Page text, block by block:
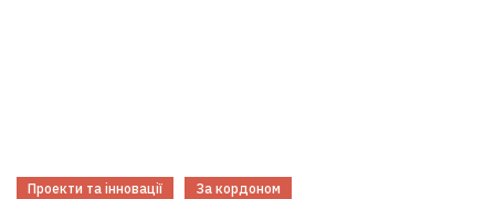
Проекти та інновації За кордоном